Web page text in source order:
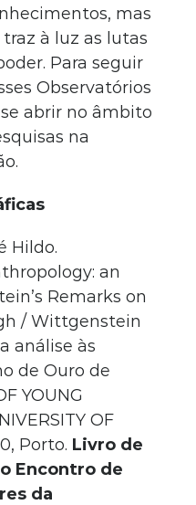
mas
à luz as lutas
Para seguir
Observatórios
abrir no âmbito
na
Hildo.
an
Remarks on
/ Wittgenstein
análise às
de Ouro de
YOUNG
OF
Porto. Livro de
Encontro de
da